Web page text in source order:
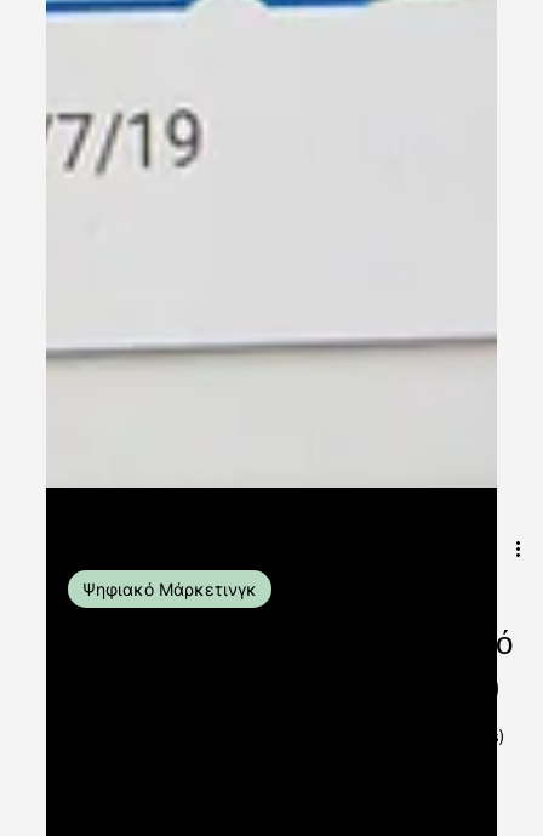
8 Ιουν 2023 διαβάστηκε 4 λεπτά
Γιατί είναι σημαντικό το Ψηφιακό
Μάρκετινγκ (Digital Marketing)